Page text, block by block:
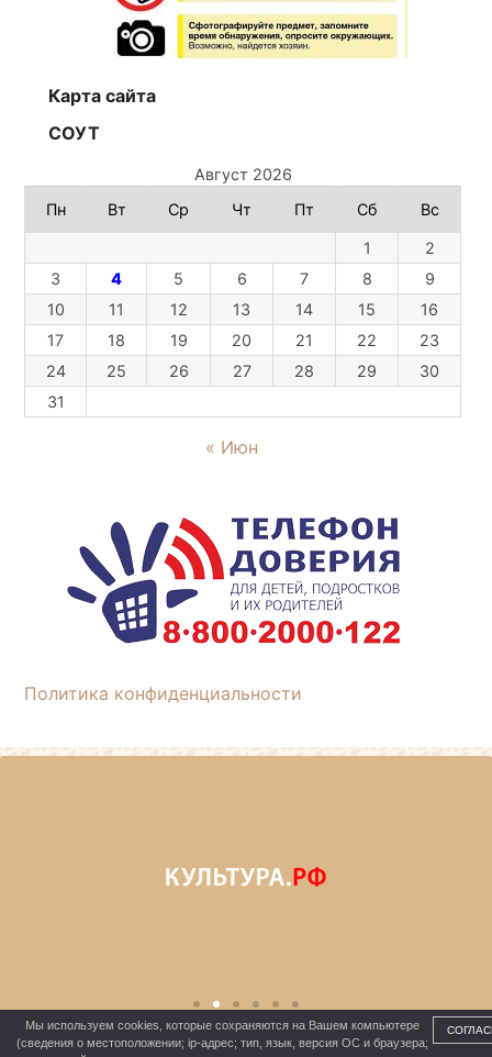
Карта сайта
СОУТ
Август 2026
Пн
Вт Ср Чт Пт Сб Вс
1
2
3
4 5 6 7 8
9
10
11 12 13 14 15
16
17
18 19 20 21 22
23
24
25 26 27 28 29
30
31
« Июн
Политика конфиденциальности
Мы используем cookies, которые сохраняются на Вашем компьютере
(сведения о местоположении; ip-адрес; тип, язык, версия ОС и браузера;